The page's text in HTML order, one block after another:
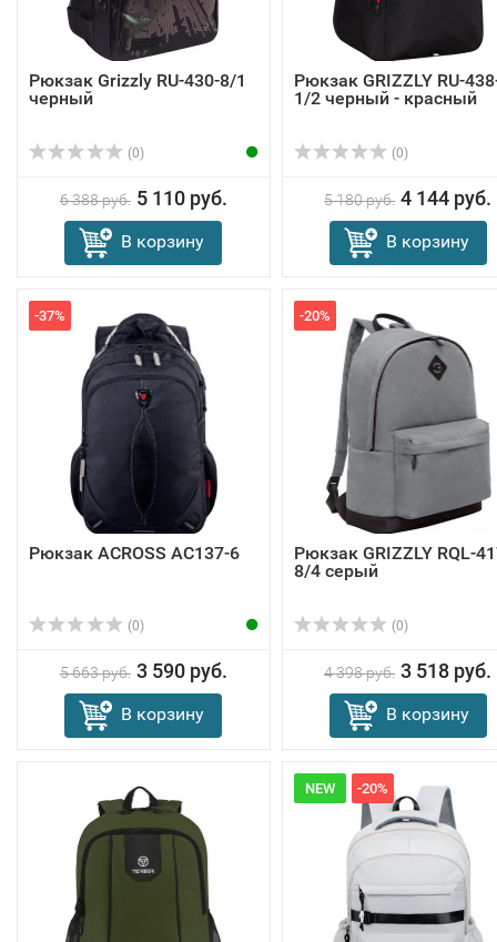
Рюкзак Grizzly RU-430-8/1
черный
(0)
6 388 руб. 5 110 руб.
В корзину
Рюкзак GRIZZLY RU-
1/2 черный - красный
(0)
5 180 руб. 4 144 руб.
В корзину
-37%
Рюкзак ACROSS AC137-6
(0)
5 663 руб. 3 590 руб.
В корзину
-20%
Рюкзак GRIZZLY RQL-
8/4 серый
(0)
4 398 руб. 3 518 руб.
В корзину
NEW -20%